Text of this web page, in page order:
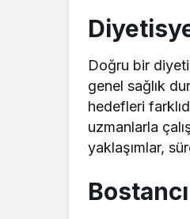
Doğru bir
genel sağlık
hedefleri
uzmanlarla
yaklaşımlar,